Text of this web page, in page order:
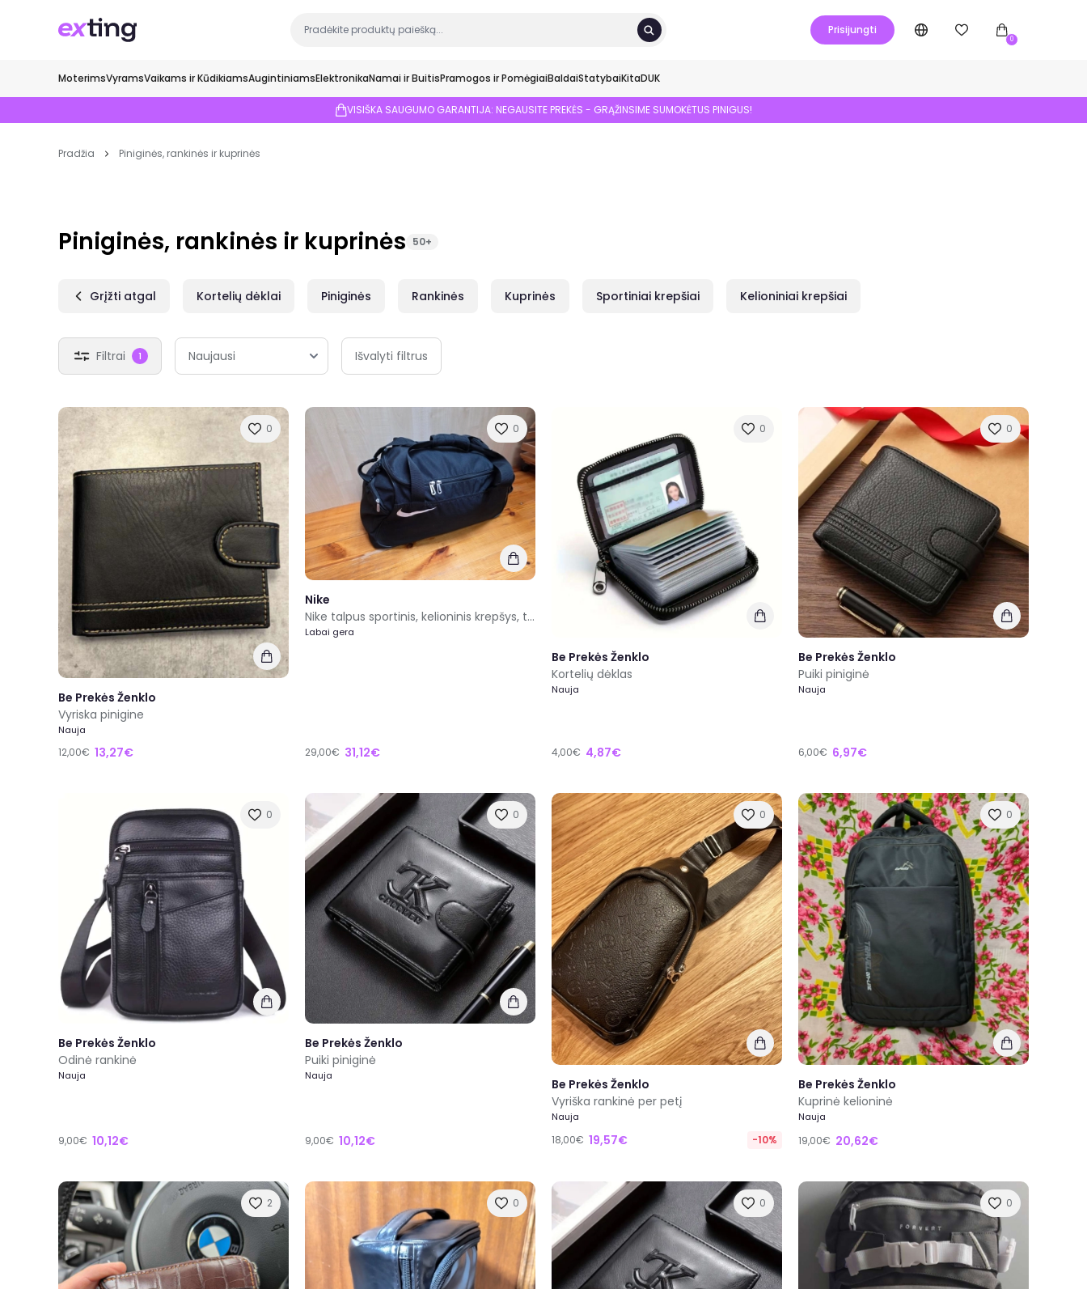
Prisijungti
0
MoterimsVyramsVaikams ir KūdikiamsAugintiniamsElektronikaNamai ir BuitisPramogos ir PomėgiaiBaldaiStatybaiKitaDUK
VISIŠKA SAUGUMO GARANTIJA: NEGAUSITE PREKĖS - GRĄŽINSIME SUMOKĖTUS PINIGUS!
Pradžia Piniginės, rankinės ir kuprinės
Piniginės, rankinės ir kuprinės 50+
Grįžti atgal Kortelių dėklai Piniginės Rankinės Kuprinės Sportiniai krepšiai Kelioniniai krepšiai
Filtrai 1 Išvalyti filtrus
0
Be Prekės Ženklo
Vyriska pinigine
Nauja
12,00€ 13,27€
0
Nike
Nike talpus sportinis, kelioninis krepšys, tašė
Labai gera
29,00€ 31,12€
0
Be Prekės Ženklo
Kortelių dėklas
Nauja
4,00€ 4,87€
0
Be Prekės Ženklo
Puiki piniginė
Nauja
6,00€ 6,97€
0
Be Prekės Ženklo
Odinė rankinė
Nauja
9,00€ 10,12€
0
Be Prekės Ženklo
Puiki piniginė
Nauja
9,00€ 10,12€
0
Be Prekės Ženklo
Vyriška rankinė per petį
Nauja
18,00€ 19,57€ -10%
0
Be Prekės Ženklo
Kuprinė kelioninė
Nauja
19,00€ 20,62€
2 0 0 0